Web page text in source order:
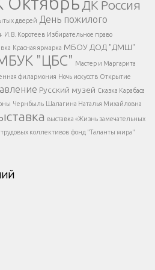
</div > </div >
ДК Россия
дверей День пожилого
И.В. Коротеев Избирательное право
Красная ярмарка МБОУ ДОД "ДМШ"
"ЦБС" Мастер и Маргарита
филармония Ночь искусств Открытие
Русский музей Сказка Карабаса
Чернбыль Шалагина Наталья Михайловна
выставка «Жизнь замечательных
коллективов фонд "Таланты мира"